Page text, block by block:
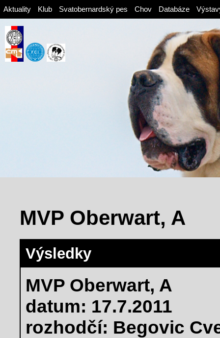
Aktuality Klub Svatobernardský pes Chov Databáze
MVP Oberwart, A
Výsledky
MVP Oberwart, A
datum: 17.7.2011
rozhodčí: Begovic